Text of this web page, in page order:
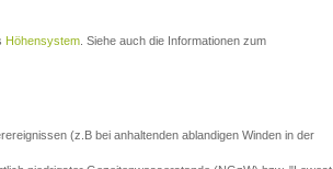
Höhensystem . Siehe auch die Informationen zum
(z.B bei anhaltenden ablandigen Winden in der